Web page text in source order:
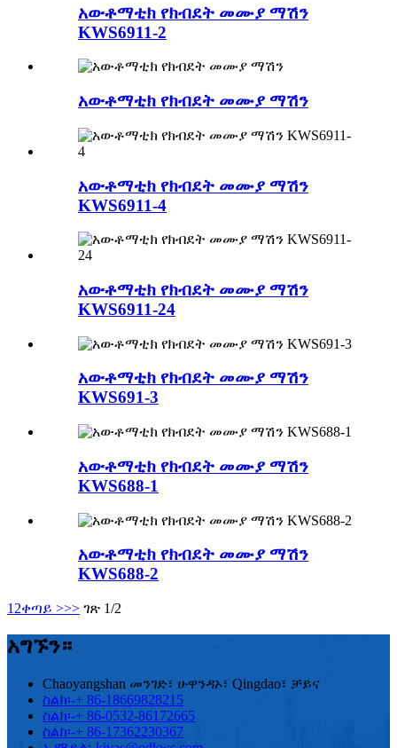
አውቶማቲክ የክብደት መሙያ ማሽን
KWS6911-2
አውቶማቲክ የክብደት መሙያ ማሽን
አውቶማቲክ የክብደት መሙያ ማሽን
KWS6911-4
አውቶማቲክ የክብደት መሙያ ማሽን
KWS6911-24
አውቶማቲክ የክብደት መሙያ ማሽን
KWS691-3
አውቶማቲክ የክብደት መሙያ ማሽን
KWS688-1
አውቶማቲክ የክብደት መሙያ ማሽን
KWS688-2
1 2ቀጣይ >>> ገጽ 1/2
አግኙን።
Chaoyangshan መንገድ፣ ሁዋንዳኦ፣ Qingdao፣ ቻይና
ስልክ፡-+ 86-18669828215
ስልክ፡-+ 86-0532-86172665
ስልክ፡-+ 86-17362230367